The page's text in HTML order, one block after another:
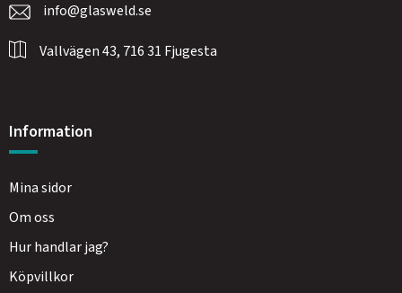
info@glasweld.se
Vallvägen 43, 716 31 Fjugesta
Information
Mina sidor
Om oss
Hur handlar jag?
Köpvillkor